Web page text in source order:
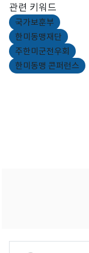
관련 키워드
국가보훈부
한미동맹재단
주한미군전우회
한미동맹 콘퍼런스